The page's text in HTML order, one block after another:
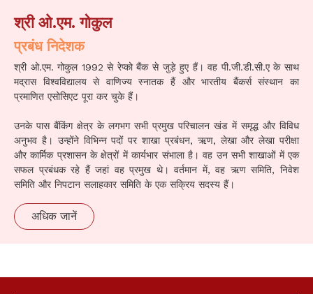
श्री ओ.एम. गोकुल
प्रबंध निदेशक
श्री ओ.एम. गोकुल 1992 से रेप्को बैंक से जुड़े हुए हैं। वह पी.जी.डी.सी.ए के साथ
मद्रास विश्वविद्यालय से वाणिज्य स्नातक हैं और भारतीय बैंकर्स संस्थान का
प्रमाणित एसोसिएट पूरा कर चुके हैं।
उनके पास बैंकिंग क्षेत्र के लगभग सभी प्रमुख परिचालन खंड में समृद्ध और विविध
अनुभव है। उन्होंने विभिन्न पदों पर शाखा प्रबंधन, ऋण, लेखा और लेखा परीक्षा
और कार्मिक प्रशासन के क्षेत्रों में कार्यभार संभाला है। वह उन सभी शाखाओं में एक
सफल प्रबंधक रहे हैं जहां वह प्रमुख थे। वर्तमान में, वह ऋण समिति, निवेश
समिति और निपटान सलाहकार समिति के एक सक्रिय सदस्य हैं।
अधिक जानें